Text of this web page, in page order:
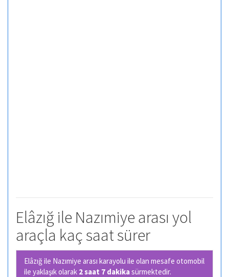
Elâzığ ile Nazımiye arası yol
araçla kaç saat sürer
Elâzığ ile Nazımiye arası karayolu ile olan mesafe otomobil
ile yaklaşık olarak 2 saat 7 dakikasürmektedir.